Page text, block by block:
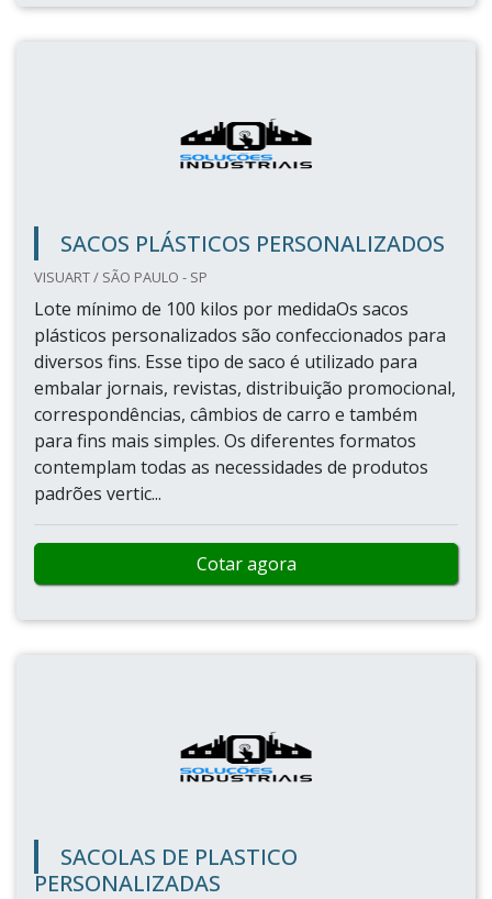
SACOS PLÁSTICOS PERSONALIZADOS
VISUART / SÃO PAULO - SP
Lote mínimo de 100 kilos por medidaOs sacos
plásticos personalizados são confeccionados para
diversos fins. Esse tipo de saco é utilizado para
embalar jornais, revistas, distribuição promocional,
correspondências, câmbios de carro e também
para fins mais simples. Os diferentes formatos
contemplam todas as necessidades de produtos
padrões vertic...
Cotar agora
SACOLAS DE PLASTICO
PERSONALIZADAS